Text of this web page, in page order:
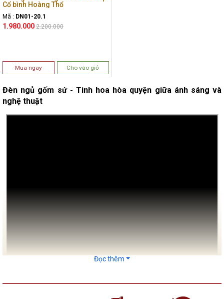
Cổ bình Hoàng Thổ
Mã : DN01-20.1
1.980.000 2.200.000
Mua ngay Cho vào giỏ
Đèn ngủ gốm sứ - Tinh hoa hòa quyện giữa ánh sáng và
nghệ thuật
Đọc thêm